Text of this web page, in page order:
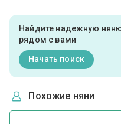
Найдите надежную
рядом с вами
Начать поиск
Похожие няни